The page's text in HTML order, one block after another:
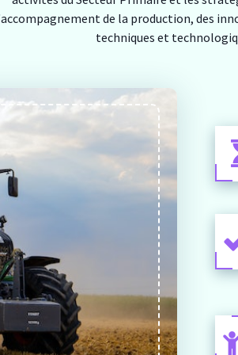
de la production, des
techniques et